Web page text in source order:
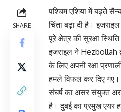
SHARE
पश्चिम एशिया में बढ़ते
चिंता बढ़ा दी है।
पूरे क्षेत्र की सुरक्षा
इजराइल ने Hezbollah
के लिए अपनी रक्षा
हमले विफल कर दिए गए।
संघर्ष का असर संयुक्त
है। दुबई का प्रमुख एयर